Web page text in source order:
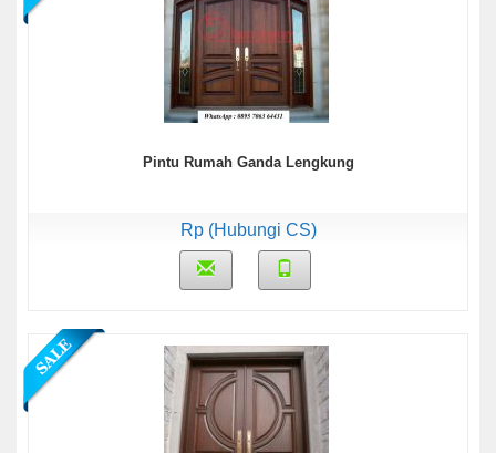
Pintu Rumah Ganda Lengkung
Rp (Hubungi CS)